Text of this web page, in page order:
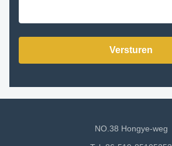
Versturen
NO.38 Hongye-weg